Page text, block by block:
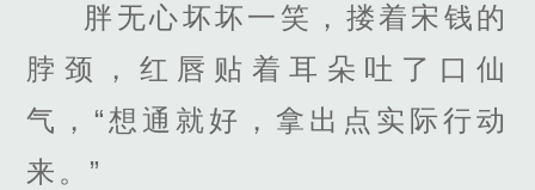
胖无心坏坏一笑，搂着宋钱的
脖颈，红唇贴着耳朵吐了口仙
气，“想通就好，拿出点实际行动
来。”